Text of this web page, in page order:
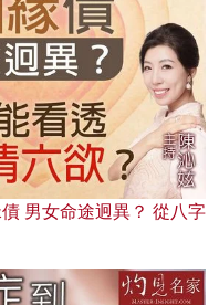
男女命途迥異？ 從八字